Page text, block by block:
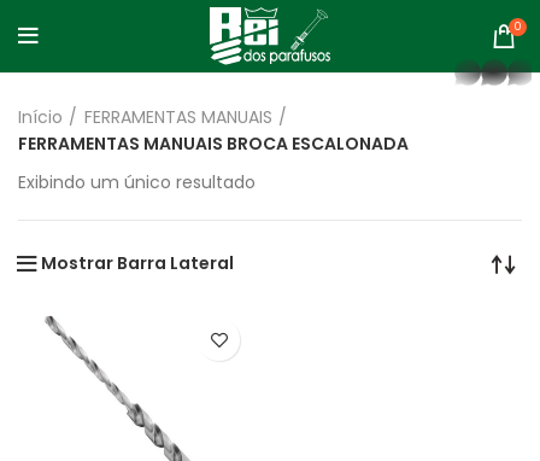
0
Início
FERRAMENTAS MANUAIS
FERRAMENTAS MANUAIS BROCA ESCALONADA
Exibindo um único resultado
Mostrar Barra Lateral
whatsapp